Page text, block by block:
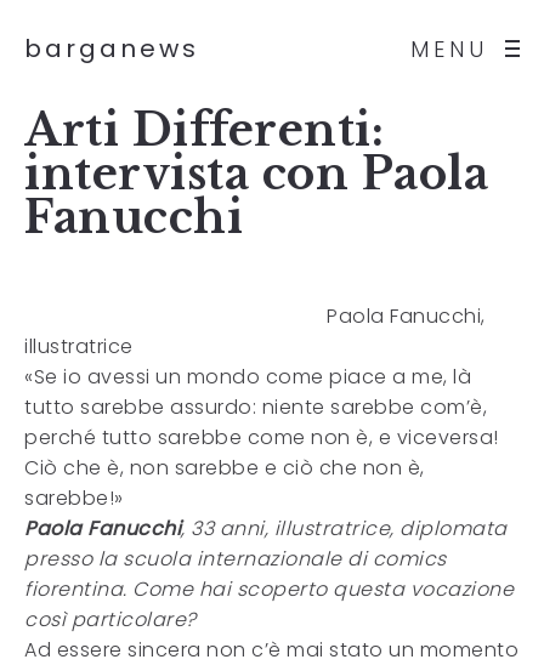
MENU
barganews
Arti Differenti:
intervista con Paola
Fanucchi
Paola Fanucchi,
illustratrice
«Se io avessi un mondo come piace a me, là
tutto sarebbe assurdo: niente sarebbe com’è,
perché tutto sarebbe come non è, e viceversa!
Ciò che è, non sarebbe e ciò che non è,
sarebbe!»
Paola Fanucchi, 33 anni, illustratrice, diplomata
presso la scuola internazionale di comics
fiorentina. Come hai scoperto questa vocazione
così particolare?
Ad essere sincera non c’è mai stato un momento